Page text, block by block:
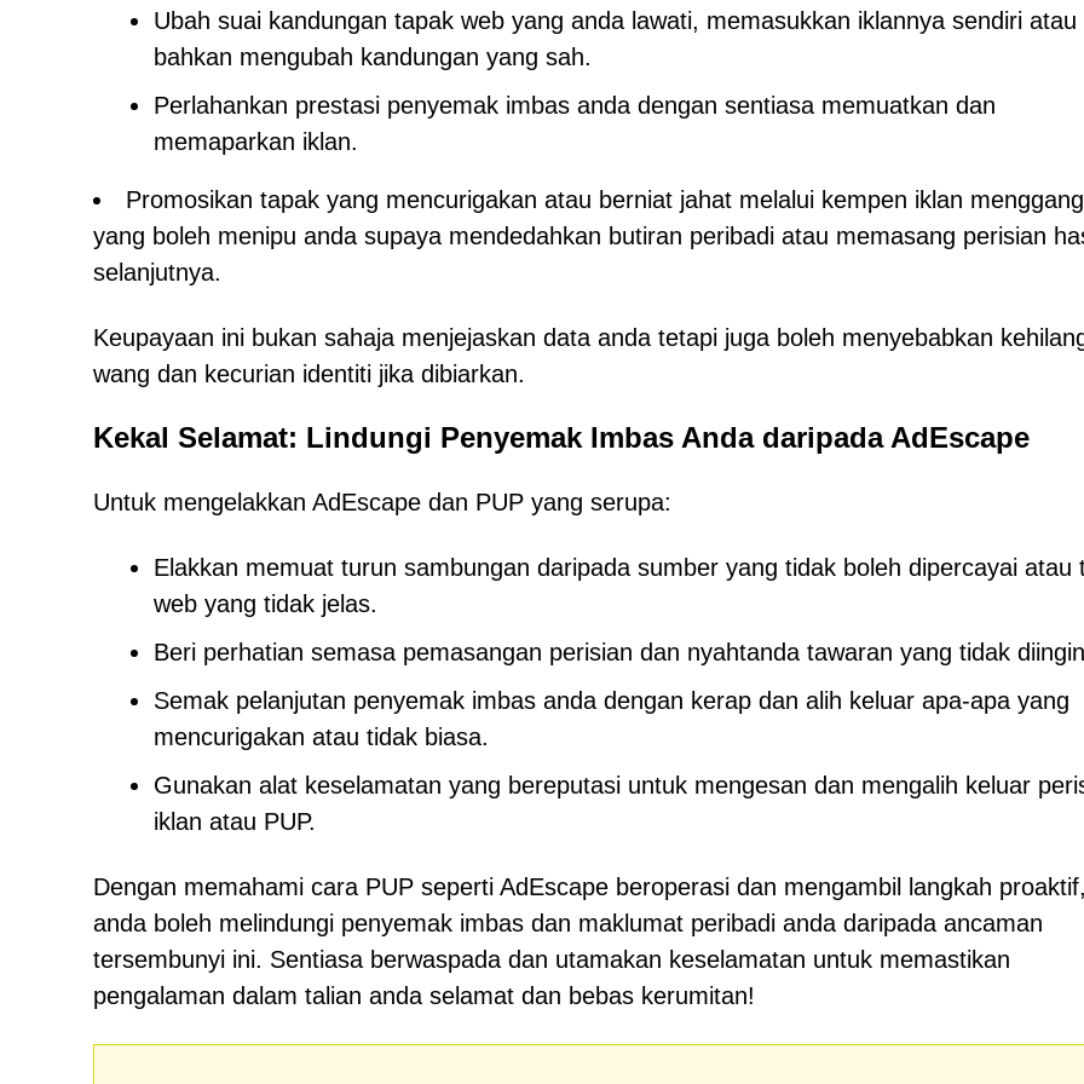
Ubah suai kandungan tapak web yang anda lawati, memasukkan iklannya sendiri atau
bahkan mengubah kandungan yang sah.
Perlahankan prestasi penyemak imbas anda dengan sentiasa memuatkan dan
memaparkan iklan.
Promosikan tapak yang mencurigakan atau berniat jahat melalui kempen iklan
yang boleh menipu anda supaya mendedahkan butiran peribadi atau memasang perisian
selanjutnya.
Keupayaan ini bukan sahaja menjejaskan data anda tetapi juga boleh menyebabkan
wang dan kecurian identiti jika dibiarkan.
Kekal Selamat: Lindungi Penyemak Imbas Anda daripada AdEscape
Untuk mengelakkan AdEscape dan PUP yang serupa:
Elakkan memuat turun sambungan daripada sumber yang tidak boleh dipercayai atau
web yang tidak jelas.
Beri perhatian semasa pemasangan perisian dan nyahtanda tawaran yang tidak
Semak pelanjutan penyemak imbas anda dengan kerap dan alih keluar apa-apa yang
mencurigakan atau tidak biasa.
Gunakan alat keselamatan yang bereputasi untuk mengesan dan mengalih keluar
iklan atau PUP.
Dengan memahami cara PUP seperti AdEscape beroperasi dan mengambil langkah proaktif,
anda boleh melindungi penyemak imbas dan maklumat peribadi anda daripada ancaman
tersembunyi ini. Sentiasa berwaspada dan utamakan keselamatan untuk memastikan
pengalaman dalam talian anda selamat dan bebas kerumitan!